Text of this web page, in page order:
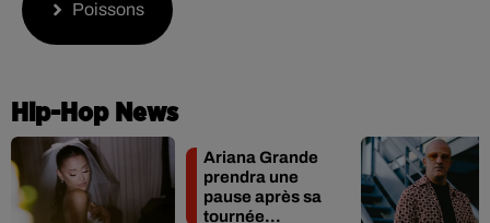
Poissons
Hip-Hop News
Ariana Grande
prendra une
pause après sa
tournée